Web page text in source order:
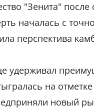
"Зенита" после
началась с
перспектива
удерживал
на
новый